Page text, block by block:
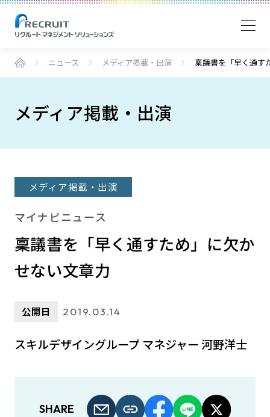
ニュース メディア掲載・出演 稟議書を「早く通す
メディア掲載・出演
メディア掲載・出演
マイナビニュース
稟議書を「早く通すため」に欠か
せない文章力
公開日 2019.03.14
スキルデザイングループ マネジャー 河野洋士
SHARE